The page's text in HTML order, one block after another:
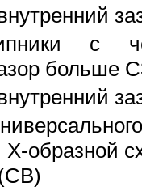
с
больше
Х-образной